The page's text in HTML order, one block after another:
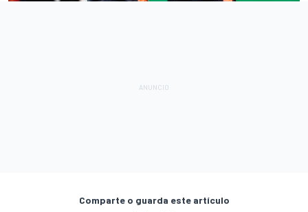
Comparte o guarda este artículo